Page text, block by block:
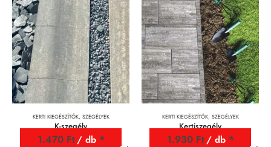
KERTI KIEGÉSZÍTŐK, SZEGÉLYEK
K-szegély
1.470 Ft / db
KERTI KIEGÉSZÍTŐK, SZEGÉLYEK
Kertiszegély
1.930 Ft / db